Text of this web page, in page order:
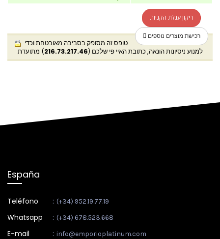
ריקון עגלת הקניות
רכישת מוצרים נוספים
למנוע ניסיונות הונאה, כתובת האיי פי שלכם (216.73.217.46) מתועדת
España
Teléfono : (+34) 952.19.77.19
Whatsapp : (+34) 678.523.668
E-mail : info@emporioplatinum.com